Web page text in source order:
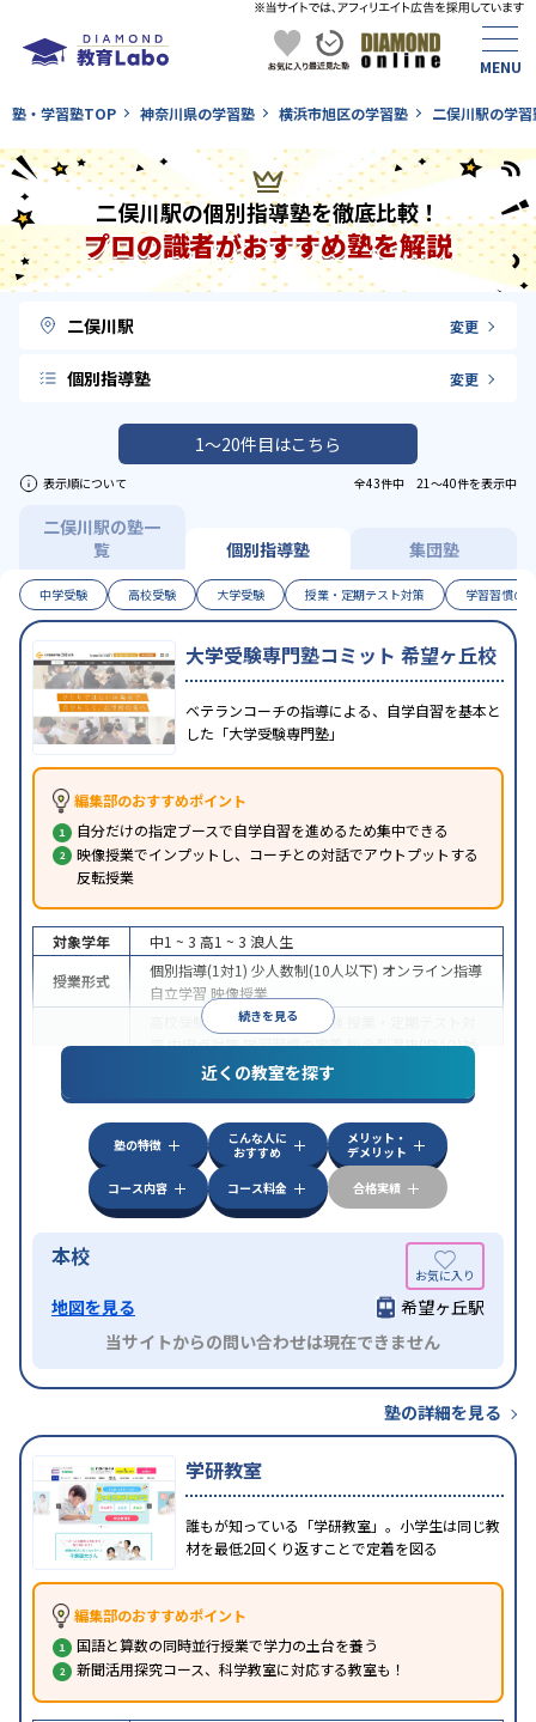
塾・学習塾TOP 神奈川県の学習塾 横浜市旭区の学習塾 二俣川駅の学習
二俣川駅の個別指導塾を徹底比較！
プロの識者がおすすめ塾を解説
二俣川駅 変更
個別指導塾 変更
1〜20件目はこちら
表示順について 全43件中 21〜40件を表示中
二俣川駅の塾一
覧
個別指導塾 集団塾
中学受験 高校受験 大学受験 授業・定期テスト対策 学習習慣の
大学受験専門塾コミット 希望ヶ丘校
ベテランコーチの指導による、自学自習を基本と
した「大学受験専門塾」
編集部のおすすめポイント
自分だけの指定ブースで自学自習を進めるため集中できる
映像授業でインプットし、コーチとの対話でアウトプットする
反転授業
続きを見る
対象学年 中1 ~ 3 高1 ~ 3 浪人生
授業形式
個別指導(1対1) 少人数制(10人以下) オンライン指導
自立学習 映像授業
高校受験 大学受験医学部受験
策内申点対策学習習慣の定着総合型選抜(旧AO)対
推薦入試対策学校別特化対策
漢検(漢字
他科目別特化対策
特徴
中高一貫校生に対応 授業の振替可能不登校生に対
応 学習にPC・タブレットを利用オンライン対応
科目から受講可能季節講習のみの受講可発達障害
の子どもに対応自習室あり
近くの教室を探す
塾の特徴
こんな人に
おすすめ
メリット・
デメリット
コース内容
コース料金 合格実績
本校
地図を見る
希望ヶ丘駅
当サイトからの問い合わせは現在できません
塾の詳細を見る
学研教室
誰もが知っている「学研教室」。小学生は同じ教
材を最低2回くり返すことで定着を図る
編集部のおすすめポイント
国語と算数の同時並行授業で学力の土台を養う
新聞活用探究コース、科学教室に対応する教室も！